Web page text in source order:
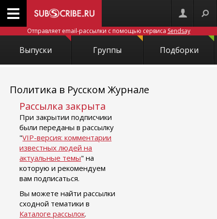
Отправляет email-рассылки с помощью сервиса Sendsay
Выпуски Группы Подборки
Политика в Русском Журнале
Рассылка закрыта
При закрытии подписчики
были переданы в рассылку
"VIP-версия: комментарии
известных людей на
актуальные темы" на
которую и рекомендуем
вам подписаться.
Вы можете найти рассылки
сходной тематики в
Каталоге рассылок.